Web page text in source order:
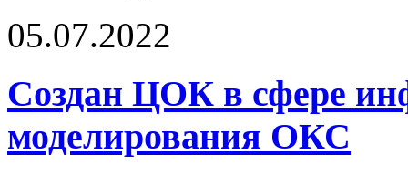
05.07.2022
Создан ЦОК в сфере
моделирования ОКС